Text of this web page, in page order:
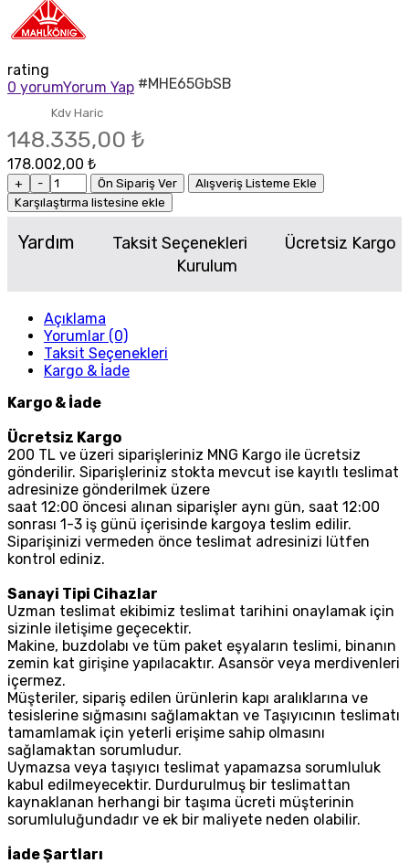
rating
0 yorumYorum Yap #MHE65GbSB
Kdv Haric
148.335,00 ₺
178.002,00 ₺
+ - Ön Sipariş Ver
Alışveriş Listeme Ekle
Karşılaştırma listesine ekle
Yardım Taksit Seçenekleri
Ücretsiz Kargo
Kurulum
Açıklama
Yorumlar (0)
Taksit Seçenekleri
Kargo & İade
Kargo & İade
Ücretsiz Kargo
200 TL ve üzeri siparişleriniz MNG Kargo ile ücretsiz
gönderilir. Siparişleriniz stokta mevcut ise kayıtlı teslimat
adresinize gönderilmek üzere
saat 12:00 öncesi alınan siparişler aynı gün, saat 12:00
sonrası 1-3 iş günü içerisinde kargoya teslim edilir.
Siparişinizi vermeden önce teslimat adresinizi lütfen
kontrol ediniz.
Sanayi Tipi Cihazlar
Uzman teslimat ekibimiz teslimat tarihini onaylamak için
sizinle iletişime geçecektir.
Makine, buzdolabı ve tüm paket eşyaların teslimi, binanın
zemin kat girişine yapılacaktır. Asansör veya merdivenleri
içermez.
Müşteriler, sipariş edilen ürünlerin kapı aralıklarına ve
tesislerine sığmasını sağlamaktan ve Taşıyıcının teslimatı
tamamlamak için yeterli erişime sahip olmasını
sağlamaktan sorumludur.
Uymazsa veya taşıyıcı teslimat yapamazsa sorumluluk
kabul edilmeyecektir. Durdurulmuş bir teslimattan
kaynaklanan herhangi bir taşıma ücreti müşterinin
sorumluluğundadır ve ek bir maliyete neden olabilir.
İade Şartları